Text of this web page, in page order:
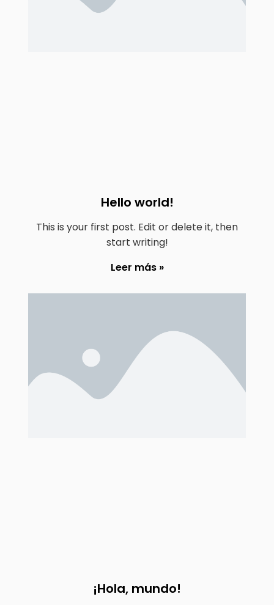
Hello world!
This is your first post. Edit or delete it, then
start writing!
Leer más »
¡Hola, mundo!